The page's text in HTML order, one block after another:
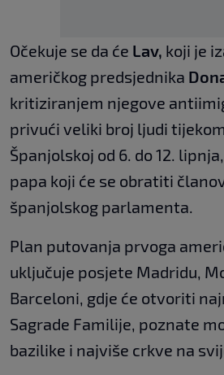
Očekuje se da će Lav, koji je
američkog predsjednika
kritiziranjem njegove
privući veliki broj ljudi
Španjolskoj od 6. do 12.
papa koji će se obratiti
španjolskog parlamenta.
Plan putovanja prvoga
uključuje posjete Madridu,
Barceloni, gdje će otvoriti
Sagrade Familije, poznate
bazilike i najviše crkve na